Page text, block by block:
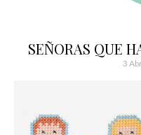
SEÑORAS QUE
3